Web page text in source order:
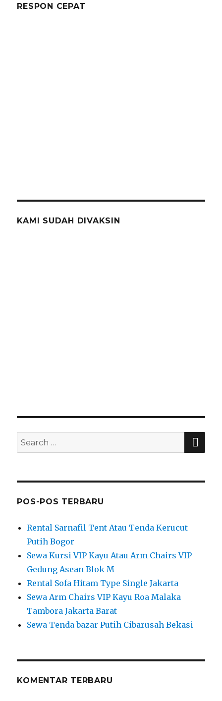
RESPON CEPAT
KAMI SUDAH DIVAKSIN
Search
for:
POS-POS TERBARU
Rental Sarnafil Tent Atau Tenda Kerucut
Putih Bogor
Sewa Kursi VIP Kayu Atau Arm Chairs VIP
Gedung Asean Blok M
Rental Sofa Hitam Type Single Jakarta
Sewa Arm Chairs VIP Kayu Roa Malaka
Tambora Jakarta Barat
Sewa Tenda bazar Putih Cibarusah Bekasi
KOMENTAR TERBARU